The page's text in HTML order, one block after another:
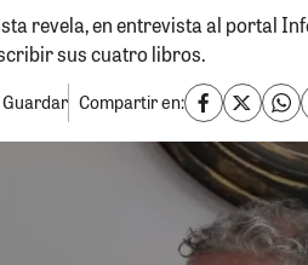
revela, en entrevista al portal
sus cuatro libros.
Guardar Compartir en: